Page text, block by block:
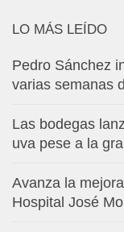
LO MÁS LEÍDO
Pedro Sánchez
varias semanas
Las bodegas
uva pese a la
Avanza la
Hospital José